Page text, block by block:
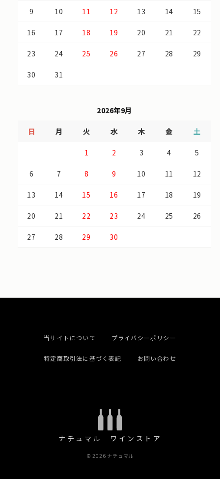
9 10 11 12 13 14 15
16 17 18 19 20 21 22
23 24 25 26 27 28 29
30 31
2026年9月
日 月 火 水 木 金 土
1 2 3 4 5
6 7 8 9 10 11 12
13 14 15 16 17 18 19
20 21 22 23 24 25 26
27 28 29 30
当サイトについて プライバシーポリシー
特定商取引法に基づく表記 お問い合わせ
ナチュマル ワインストア
© 2026 ナチュマル